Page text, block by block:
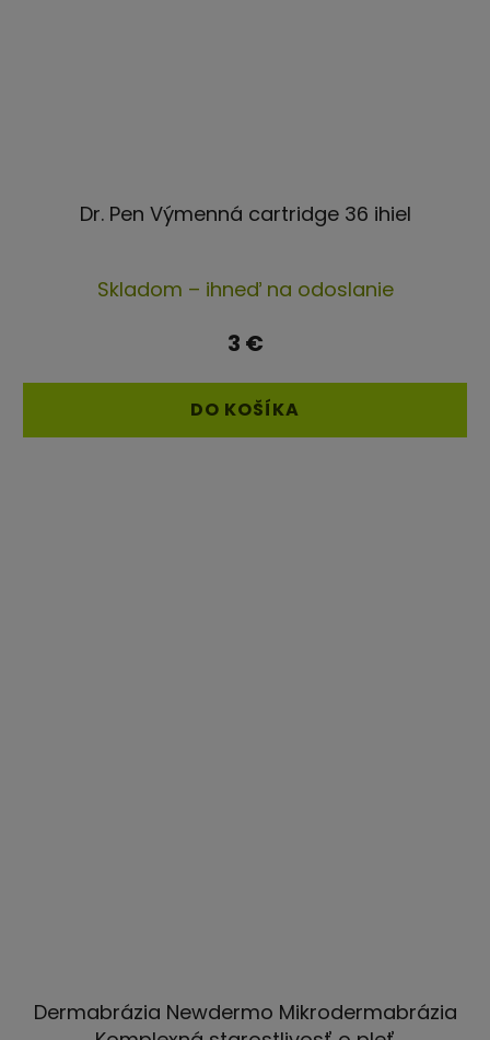
Dr. Pen Výmenná cartridge 36 ihiel
hodnotenie
produktu
5,0
z
Skladom – ihneď na odoslanie
3 €
DO KOŠÍKA
Dermabrázia Newdermo Mikrodermabrázia